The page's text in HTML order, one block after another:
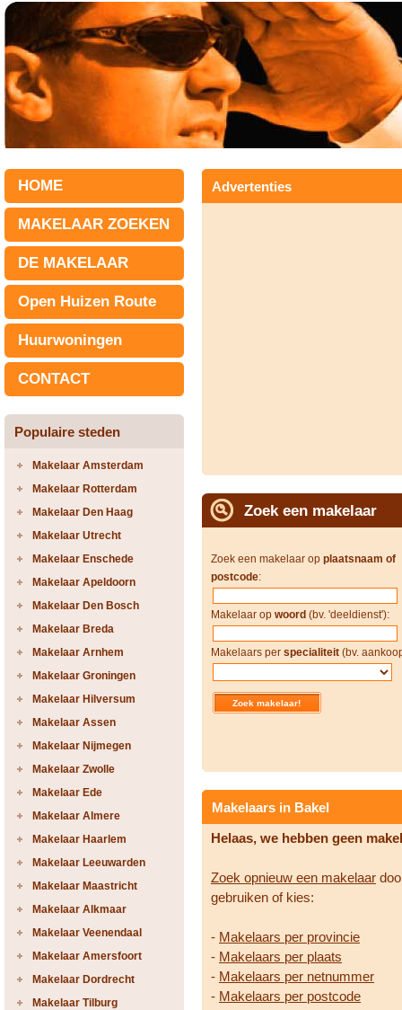
HOME
MAKELAAR ZOEKEN
DE MAKELAAR
Open Huizen Route
Huurwoningen
CONTACT
Populaire steden
Makelaar Amsterdam
Makelaar Rotterdam
Makelaar Den Haag
Makelaar Utrecht
Makelaar Enschede
Makelaar Apeldoorn
Makelaar Den Bosch
Makelaar Breda
Makelaar Arnhem
Makelaar Groningen
Makelaar Hilversum
Makelaar Assen
Makelaar Nijmegen
Makelaar Zwolle
Makelaar Ede
Makelaar Almere
Makelaar Haarlem
Makelaar Leeuwarden
Makelaar Maastricht
Makelaar Alkmaar
Makelaar Veenendaal
Makelaar Amersfoort
Makelaar Dordrecht
Makelaar Tilburg
Advertenties
Zoek een makelaar
Zoek een makelaar op plaatsnaam of
postcode:
Makelaar op woord (bv. 'deeldienst'):
Makelaars per specialiteit (bv.
Makelaars in Bakel
Helaas, we hebben geen
Zoek opnieuw een makelaar
gebruiken of kies:
- Makelaars per provincie
- Makelaars per plaats
- Makelaars per netnummer
- Makelaars per postcode